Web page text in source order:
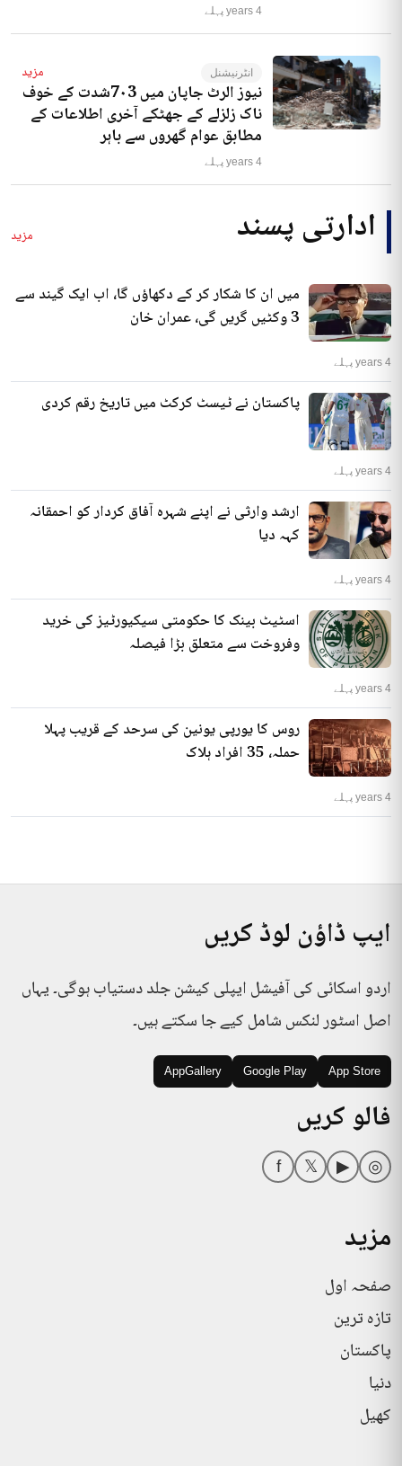
4 years پہلے
انٹرنیشنل مزید
نیوز الرٹ جاپان میں 7۰3شدت کے خوف
ناک زلزلے کے جھٹکے آخری اطلاعات کے
مطابق عوام گھروں سے باہر
4 years پہلے
ادارتی پسند مزید
میں ان کا شکار کر کے دکھاؤں گا، اب ایک گیند سے
3 وکٹیں گریں گی، عمران خان
4 years پہلے
پاکستان نے ٹیسٹ کرکٹ میں تاریخ رقم کردی
4 years پہلے
ارشد وارثی نے اپنے شہرہ آفاق کردار کو احمقانہ
کہہ دیا
4 years پہلے
اسٹیٹ بینک کا حکومتی سیکیورٹیز کی خرید
وفروخت سے متعلق بڑا فیصلہ
4 years پہلے
روس کا یورپی یونین کی سرحد کے قریب پہلا
حملہ، 35 افراد ہلاک
4 years پہلے
ایپ ڈاؤن لوڈ کریں
اردو اسکائی کی آفیشل ایپلی کیشن جلد دستیاب ہوگی۔ یہاں
اصل اسٹور لنکس شامل کیے جا سکتے ہیں۔
App Store
Google Play
AppGallery
فالو کریں
◎
▶
𝕏
f
مزید
صفحہ اول
تازہ ترین
پاکستان
دنیا
کھیل